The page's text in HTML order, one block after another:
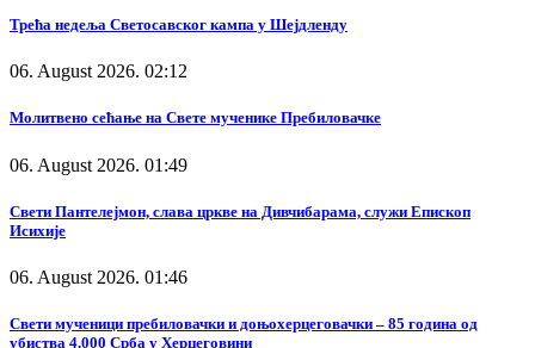
Трећа недеља Светосавског кампа у Шејдленду
06. August 2026. 02:12
Молитвено сећање на Свете мученике Пребиловачке
06. August 2026. 01:49
Свети Пантелејмон, слава цркве на Дивчибарама, служи Епископ
Исихије
06. August 2026. 01:46
Свети мученици пребиловачки и доњохерцеговачки – 85 година од
убиства 4.000 Срба у Херцеговини